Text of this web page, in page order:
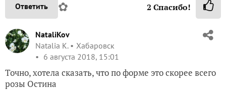
Ответить ✿ 2 Спасибо!
NataliKov
Natalia K.
Хабаровск
6 августа 2018, 15:01
Точно, хотела сказать, что по форме это скорее всего
розы Остина